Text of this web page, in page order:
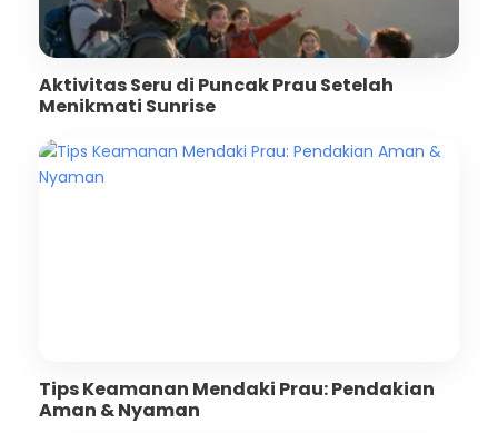
Aktivitas Seru di Puncak Prau Setelah
Menikmati Sunrise
Tips Keamanan Mendaki Prau: Pendakian
Aman & Nyaman